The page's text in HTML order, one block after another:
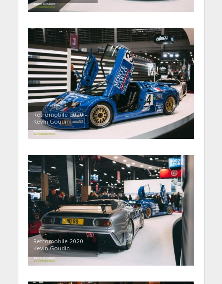
Retromobile 2020 –
Kevin Goudin
Retromobile 2020 –
Kevin Goudin